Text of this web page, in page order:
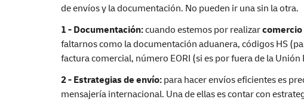
de envíos y la documentación. No pueden ir una sin la otra.
1 - Documentación:cuando estemos por realizar
faltarnos como la documentación aduanera, códigos HS
factura comercial, número EORI (si es por fuera de la
2 - Estrategias de envío: para hacer envíos eficientes es
mensajería internacional. Una de ellas es contar con